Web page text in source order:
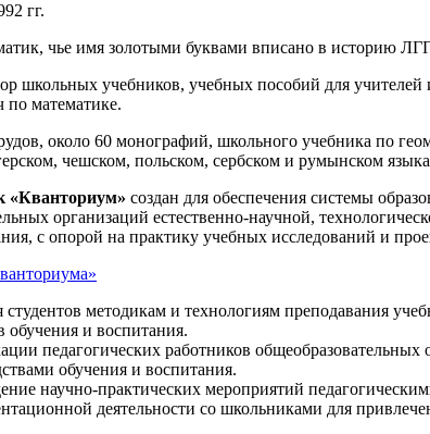
гг.
чье имя золотыми буквами вписано в историю
школьных учебников, учебных пособий для
по математике.
около 60 монографий, школьного учебника по
чешском, польском, сербском и румынском
«Кванториум» создан для обеспечения системы
организаций естественно-научной,
с опорой на практику учебных исследований и
студентов методикам и технологиям преподавания
обучения и воспитания.
педагогических работников
обучения и воспитания.
научно-практических мероприятий
деятельности со школьниками для